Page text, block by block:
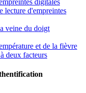
lecture d'empreintes
veine du doigt
et de la fièvre
deux facteurs